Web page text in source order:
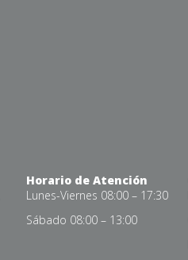
Horario de Atención
Lunes-Viernes 08:00 – 17:30
Sábado 08:00 – 13:00